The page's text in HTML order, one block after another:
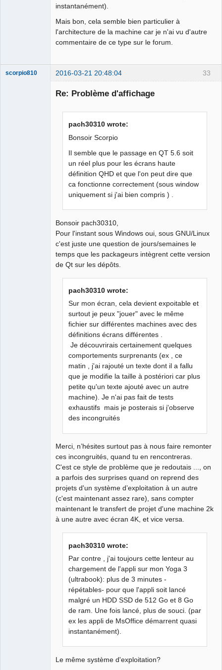
instantanément).
Mais bon, cela semble bien particulier à
l'architecture de la machine car je n'ai vu d'autre
commentaire de ce type sur le forum.
33
scorpio810 2016-03-21 20:48:04
Re: Problème d'affichage
pach30310 wrote:
Bonsoir Scorpio
Il semble que le passage en QT 5.6 soit
un réel plus pour les écrans haute
définition QHD et que l'on peut dire que
ca fonctionne correctement (sous window
uniquement si j'ai bien compris ) .
Bonsoir pach30310,
Pour l'instant sous Windows oui, sous GNU/Linux
c'est juste une question de jours/semaines le
temps que les packageurs intègrent cette version
de Qt sur les dépôts.
pach30310 wrote:
Sur mon écran, cela devient expoitable et
surtout je peux "jouer" avec le même
fichier sur différentes machines avec des
définitions écrans différentes .
Je découvrirais certainement quelques
comportements surprenants (ex , ce
matin , j'ai rajouté un texte dont il a fallu
que je modifie la taille à postériori car plus
petite qu'un texte ajouté avec un autre
machine). Je n'ai pas fait de tests
exhaustifs mais je posterais si j'observe
des incongruités
Merci, n’hésites surtout pas à nous faire remonter
ces incongruités, quand tu en rencontreras.
C'est ce style de problème que je redoutais ..., on
a parfois des surprises quand on reprend des
projets d'un système d’exploitation à un autre
(c'est maintenant assez rare), sans compter
maintenant le transfert de projet d'une machine 2k
à une autre avec écran 4K, et vice versa.
pach30310 wrote:
Par contre , j'ai toujours cette lenteur au
chargement de l'appli sur mon Yoga 3
(ultrabook): plus de 3 minutes -
répétables- pour que l'appli soit lancé
malgré un HDD SSD de 512 Go et 8 Go
de ram. Une fois lancé, plus de souci. (par
ex les appli de MsOffice démarrent quasi
instantanément).
Le même système d'exploitation?